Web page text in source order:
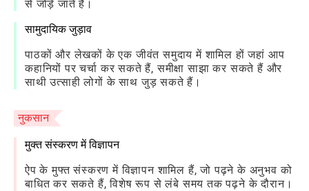
से जोड़े जाते हैं।
सामुदायिक जुड़ाव
पाठकों और लेखकों के एक जीवंत समुदाय में शामिल हों जहां आप
कहानियों पर चर्चा कर सकते हैं, समीक्षा साझा कर सकते हैं और
साथी उत्साही लोगों के साथ जुड़ सकते हैं।
नुकसान
मुक्त संस्करण में विज्ञापन
ऐप के मुफ्त संस्करण में विज्ञापन शामिल हैं, जो पढ़ने के अनुभव को
बाधित कर सकते हैं, विशेष रूप से लंबे समय तक पढ़ने के दौरान।